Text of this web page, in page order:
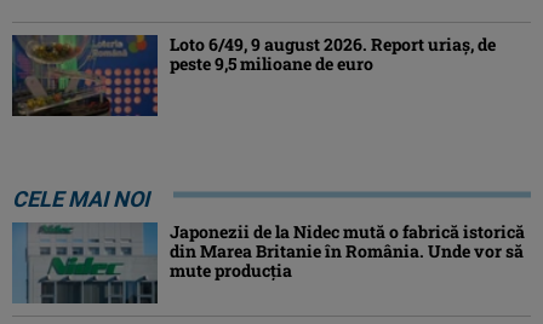
Loto 6/49, 9 august 2026. Report uriaș, de
peste 9,5 milioane de euro
CELE MAI NOI
Japonezii de la Nidec mută o fabrică istorică
din Marea Britanie în România. Unde vor să
mute producția